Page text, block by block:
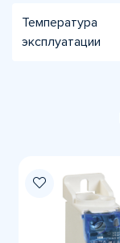
Температура
эксплуатации